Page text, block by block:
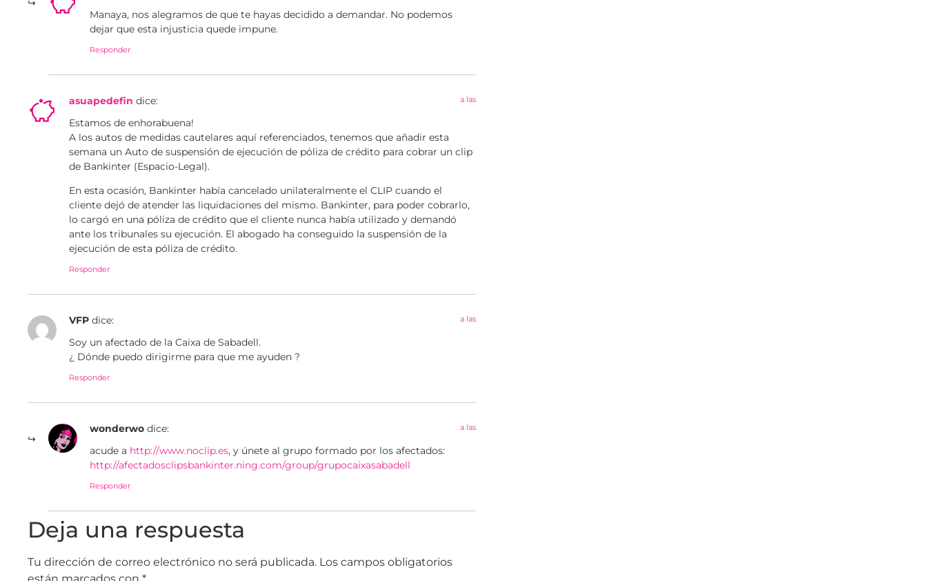
Manaya, nos alegramos de que te hayas decidido a demandar. No podemos
dejar que esta injusticia quede impune.
Responder
asuapedefin dice: a las
Estamos de enhorabuena!
A los autos de medidas cautelares aquí referenciados, tenemos que añadir esta
semana un Auto de suspensión de ejecución de póliza de crédito para cobrar un clip
de Bankinter (Espacio-Legal).
En esta ocasión, Bankinter había cancelado unilateralmente el CLIP cuando el
cliente dejó de atender las liquidaciones del mismo. Bankinter, para poder cobrarlo,
lo cargó en una póliza de crédito que el cliente nunca había utilizado y demandó
ante los tribunales su ejecución. El abogado ha conseguido la suspensión de la
ejecución de esta póliza de crédito.
Responder
VFP dice: a las
Soy un afectado de la Caixa de Sabadell.
¿ Dónde puedo dirigirme para que me ayuden ?
Responder
wonderwo dice: a las
acude a http://www.noclip.es, y únete al grupo formado por los afectados:
http://afectadosclipsbankinter.ning.com/group/grupocaixasabadell
Responder
Deja una respuesta
Tu dirección de correo electrónico no será publicada. Los campos obligatorios